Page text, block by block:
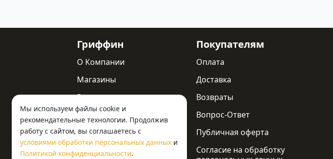
Мы используем файлы cookie и
рекомендательные технологии. Продолжив
работу с сайтом, вы соглашаетесь с
условиями обработки персональных данных и
Политикой конфиденциальности.
Гриффин
О Компании
Магазины
Реквизиты
Статьи
Новости
Контакты
Покупателям
Оплата
Доставка
Возвраты
Вопрос-Ответ
Публичная оферта
Согласие на обработку